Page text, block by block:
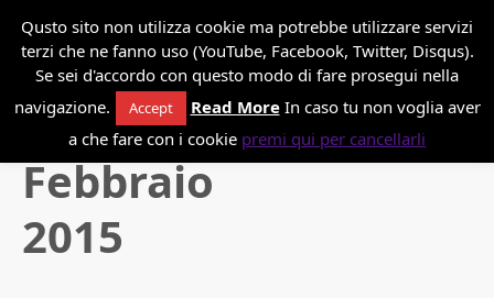
*Danilo Paissan
Febbraio
2015
Qusto sito non utilizza cookie ma potrebbe utilizzare servizi
terzi che ne fanno uso (YouTube, Facebook, Twitter, Disqus).
Se sei d'accordo con questo modo di fare prosegui nella
navigazione.
Accept Read MoreIn caso tu non voglia aver
a che fare con i cookie premi qui per cancellarli